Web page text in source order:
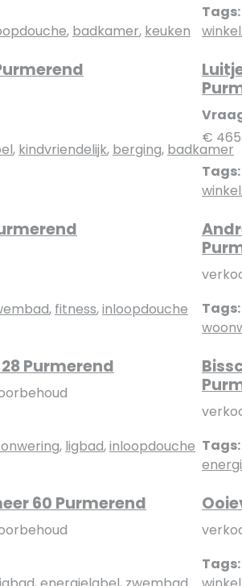
, badkamer, keuken
Tags:
winkel
, kindvriendelijk, berging, badkamer
€
Tags:
winkel
, fitness,inloopdouche
Tags:
Purmerend
, ligbad,inloopdouche Tags:
60 Purmerend
Tags: